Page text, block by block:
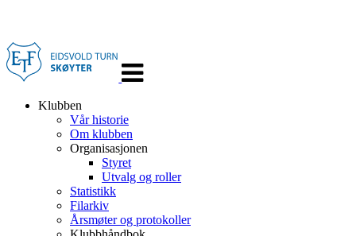
navigasjon
Klubben
Vår historie
Om klubben
Organisasjonen
Styret
Utvalg og roller
Statistikk
Filarkiv
Årsmøter og protokoller